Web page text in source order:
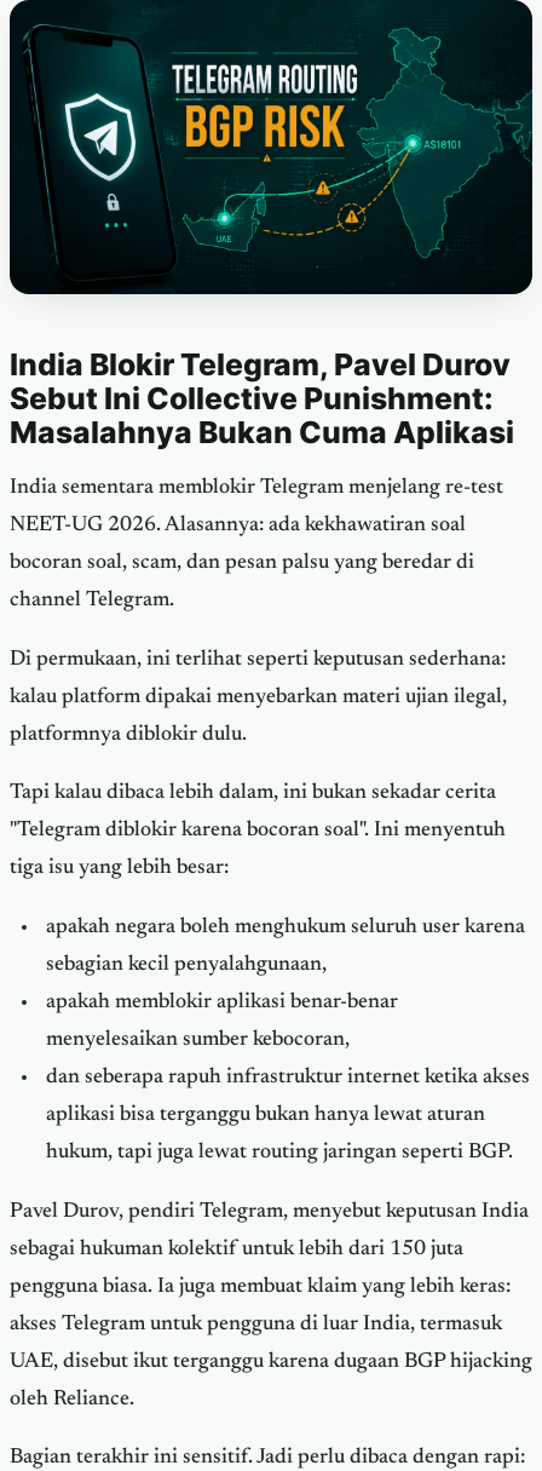
India Blokir Telegram, Pavel Durov
Sebut Ini Collective Punishment:
Masalahnya Bukan Cuma Aplikasi
India sementara memblokir Telegram menjelang re-test
NEET-UG 2026. Alasannya: ada kekhawatiran soal
bocoran soal, scam, dan pesan palsu yang beredar di
channel Telegram.
Di permukaan, ini terlihat seperti keputusan sederhana:
kalau platform dipakai menyebarkan materi ujian ilegal,
platformnya diblokir dulu.
Tapi kalau dibaca lebih dalam, ini bukan sekadar cerita
"Telegram diblokir karena bocoran soal". Ini menyentuh
tiga isu yang lebih besar:
apakah negara boleh menghukum seluruh user karena
sebagian kecil penyalahgunaan,
apakah memblokir aplikasi benar-benar
menyelesaikan sumber kebocoran,
dan seberapa rapuh infrastruktur internet ketika akses
aplikasi bisa terganggu bukan hanya lewat aturan
hukum, tapi juga lewat routing jaringan seperti BGP.
Pavel Durov, pendiri Telegram, menyebut keputusan India
sebagai hukuman kolektif untuk lebih dari 150 juta
pengguna biasa. Ia juga membuat klaim yang lebih keras:
akses Telegram untuk pengguna di luar India, termasuk
UAE, disebut ikut terganggu karena dugaan BGP hijacking
oleh Reliance.
Bagian terakhir ini sensitif. Jadi perlu dibaca dengan rapi: